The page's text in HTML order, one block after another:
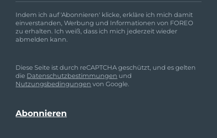
Indem ich auf 'Abonnieren' klicke, erkläre ich mich damit
einverstanden, Werbung und Informationen von FOREO
zu erhalten. Ich weiß, dass ich mich jederzeit wieder
abmelden kann.
Diese Seite ist durch reCAPTCHA geschützt, und es gelten
die Datenschutzbestimmungen und
Nutzungsbedingungen von Google.